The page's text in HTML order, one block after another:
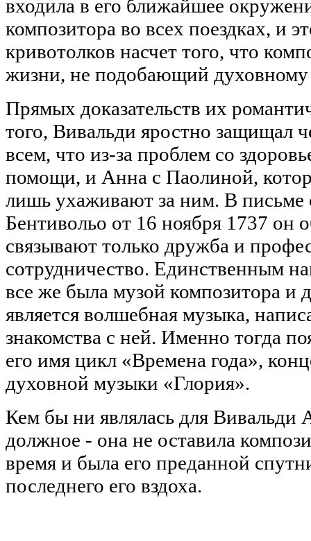
входила в его ближайшее
композитора во всех поездках, и
кривотолков насчет того, что
жизни, не подобающий духовному
Прямых доказательств их
того, Вивальди яростно защищал
всем, что из-за проблем со
помощи, и Анна с Паолиной,
лишь ухаживают за ним. В письме
Бентивольо от 16 ноября 1737 он
связывают только дружба и
сотрудничество. Единственным
все же была музой композитора и
является волшебная музыка,
знакомства с ней. Именно тогда
его имя цикл «Времена года»,
духовной музыки «Глория».
Кем бы ни являлась для Вивальди
должное - она не оставила
время и была его преданной
последнего его вздоха.